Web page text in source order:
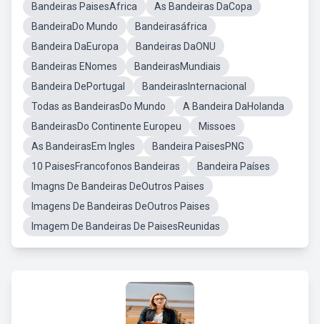
Bandeiras PaisesAfrica
As Bandeiras DaCopa
BandeiraDo Mundo
Bandeirasáfrica
Bandeira DaEuropa
Bandeiras DaONU
Bandeiras ENomes
BandeirasMundiais
Bandeira DePortugal
BandeirasInternacional
Todas as BandeirasDo Mundo
A Bandeira DaHolanda
BandeirasDo Continente Europeu
Missoes
As BandeirasEm Ingles
Bandeira PaisesPNG
10 PaisesFrancofonos Bandeiras
Bandeira Países
Imagns De Bandeiras DeOutros Paises
Imagens De Bandeiras DeOutros Paises
Imagem De Bandeiras De PaisesReunidas